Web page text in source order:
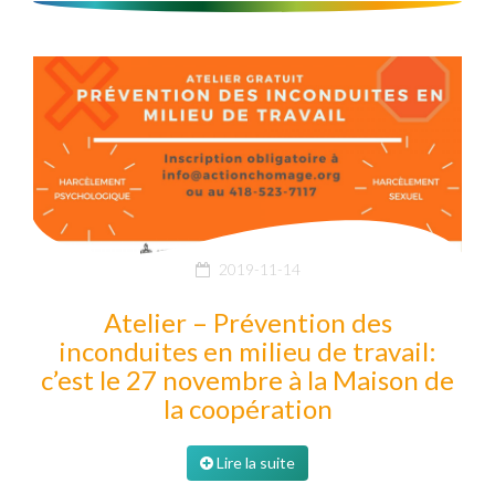
2019-11-14
Atelier – Prévention des
inconduites en milieu de travail:
c’est le 27 novembre à la Maison de
la coopération
Lire la suite